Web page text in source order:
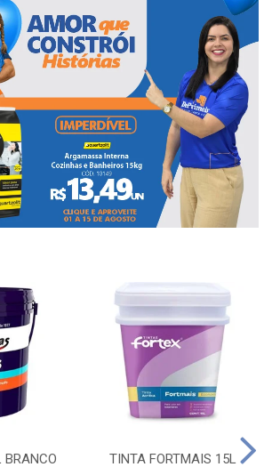
TINTA FORTMAIS 15L